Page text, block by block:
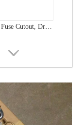
Polymer Fuse Cutout, Drop out Fuses 21 Kv 100A